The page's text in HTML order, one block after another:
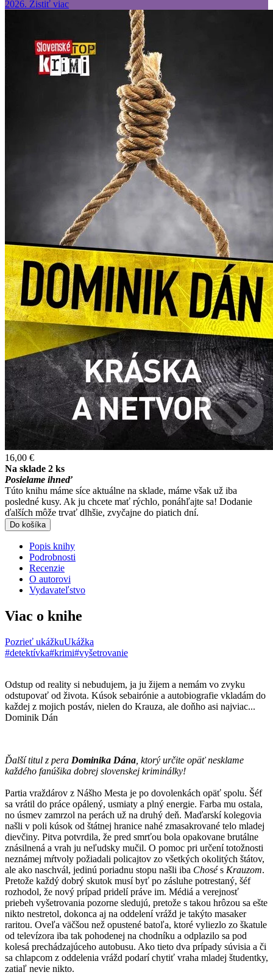
16,00 €
Na sklade 2 ks
Posielame ihneď
Túto knihu máme síce aktuálne na sklade, máme však už iba
posledné kusy. Ak ju chcete mať rýchlo, ponáhľajte sa! Dodanie
ďalších môže trvať dlhšie, zvyčajne do piatich dní.
Do košíka
Popis knihy
Podrobnosti
Recenzie
O autorovi
Vydavateľstvo
Viac o knihe
Pozrieť ukážkuUkážka
#detektívka#krimi#vyšetrovanie
Odstup od reality si nebudujem, ja ju žijem a nemám vo zvyku
odstupovať od života. Kúsok sebairónie a autobiografie vkladám do
každej z mojich postáv, nielen do Krauza, ale doňho asi najviac...
Dominik Dán
Ďalší titul z pera Dominika Dána , ktorý určite opäť nesklame
každého fanúšika dobrej slovenskej kriminálky!
Partia vraždárov z Nášho Mesta je po dovolenkách opäť spolu. Šéf
sa vrátil do práce opálený, usmiaty a plný energie. Farba mu ostala,
no úsmev zamrzol na perách už na druhý deň. Maďarskí kolegovia
našli v poli kúsok od štátnej hranice nahé zmasakrované telo mladej
dievčiny. Pitva potvrdila, že pred smrťou bola opakovane brutálne
znásilnená a vrah ju neľudsky mučil. O pomoc pri určení totožnosti
neznámej mŕtvoly požiadali policajtov zo všetkých okolitých štátov,
ale ako naschvál, jedinú poriadnu stopu našli iba Chosés Krauzom.
Pretože každý dobrý skutok musí byť po zásluhe potrestaný, šéf
rozhodol, že nový prípad pridelí práve im. Médiá a verejnosť
priebeh vyšetrovania pozorne sledujú, pretože s takou hrôzou sa ešte
nikto nestretol, dokonca aj na oddelení vrážd je takýto masaker
raritou. Oveľa väčšou než opustené batoľa, ktoré vyliezlo zo škatule
od televízora iba tak pohodenej na chodníku a odplazilo sa pod
kolesá prechádzajúceho autobusu. Ako tieto dva prípady súvisia a či
sa chlapcom z oddelenia vrážd podarí chytiť vraha mladej študentky,
zatiaľ nevie nikto.